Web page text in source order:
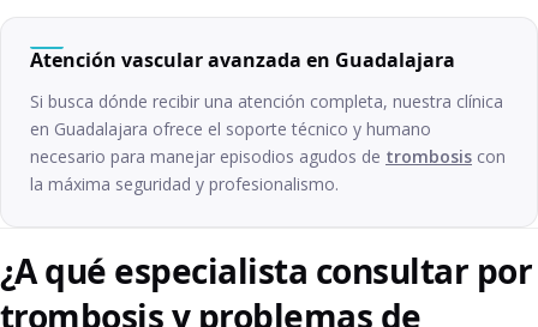
Atención vascular avanzada en Guadalajara
Si busca dónde recibir una atención completa, nuestra clínica
en Guadalajara ofrece el soporte técnico y humano
necesario para manejar episodios agudos de trombosis con
la máxima seguridad y profesionalismo.
¿A qué especialista consultar por
trombosis y problemas de